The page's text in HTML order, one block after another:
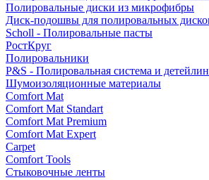
Полировальные диски из микрофибры
Диск-подошвы для полировальных
Scholl - Полировальные пасты
РостКруг
Полировальники
P&S - Полировальная система и
Шумоизоляционные материалы
Comfort Mat
Comfort Mat Standart
Comfort Mat Premium
Comfort Mat Expert
Carpet
Comfort Tools
Стыковочные ленты